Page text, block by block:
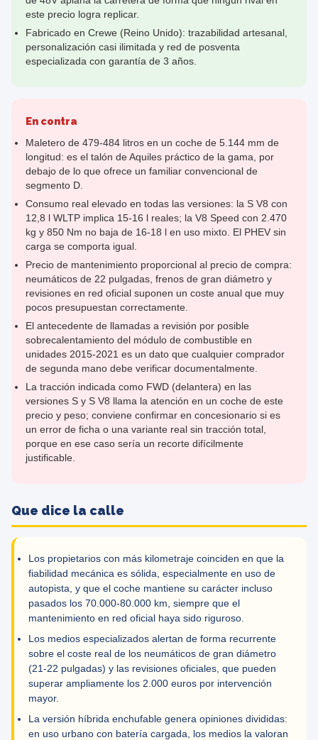
este precio logra replicar.
Fabricado en Crewe (Reino Unido): trazabilidad artesanal,
personalización casi ilimitada y red de posventa
especializada con garantía de 3 años.
En contra
Maletero de 479-484 litros en un coche de 5.144 mm de
longitud: es el talón de Aquiles práctico de la gama, por
debajo de lo que ofrece un familiar convencional de
segmento D.
Consumo real elevado en todas las versiones: la S V8 con
12,8 l WLTP implica 15-16 l reales; la V8 Speed con 2.470
kg y 850 Nm no baja de 16-18 l en uso mixto. El PHEV sin
carga se comporta igual.
Precio de mantenimiento proporcional al precio de compra:
neumáticos de 22 pulgadas, frenos de gran diámetro y
revisiones en red oficial suponen un coste anual que muy
pocos presupuestan correctamente.
El antecedente de llamadas a revisión por posible
sobrecalentamiento del módulo de combustible en
unidades 2015-2021 es un dato que cualquier comprador
de segunda mano debe verificar documentalmente.
La tracción indicada como FWD (delantera) en las
versiones S y S V8 llama la atención en un coche de este
precio y peso; conviene confirmar en concesionario si es
un error de ficha o una variante real sin tracción total,
porque en ese caso sería un recorte difícilmente
justificable.
Que dice la calle
Los propietarios con más kilometraje coinciden en que la
fiabilidad mecánica es sólida, especialmente en uso de
autopista, y que el coche mantiene su carácter incluso
pasados los 70.000-80.000 km, siempre que el
mantenimiento en red oficial haya sido riguroso.
Los medios especializados alertan de forma recurrente
sobre el coste real de los neumáticos de gran diámetro
(21-22 pulgadas) y las revisiones oficiales, que pueden
superar ampliamente los 2.000 euros por intervención
mayor.
La versión híbrida enchufable genera opiniones divididas:
en uso urbano con batería cargada, los medios la valoran